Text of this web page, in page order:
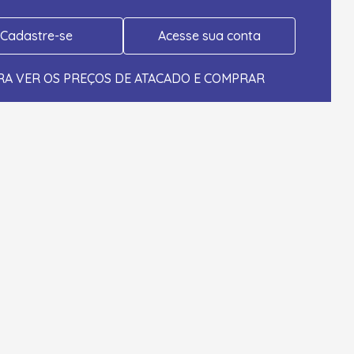
Cadastre-se Acesse sua conta
VER OS PREÇOS DE ATACADO E COMPRAR